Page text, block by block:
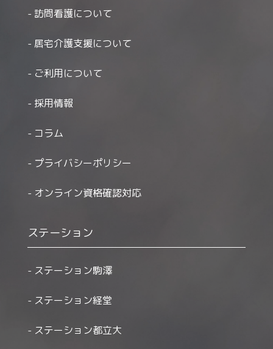
訪問看護について
居宅介護支援について
ご利用について
採用情報
コラム
プライバシーポリシー
オンライン資格確認対応
ステーション
ステーション駒澤
ステーション経堂
ステーション都立大